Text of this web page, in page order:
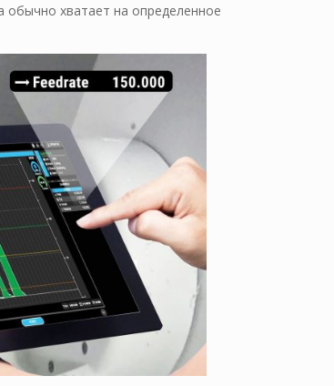
обычно хватает на определенное